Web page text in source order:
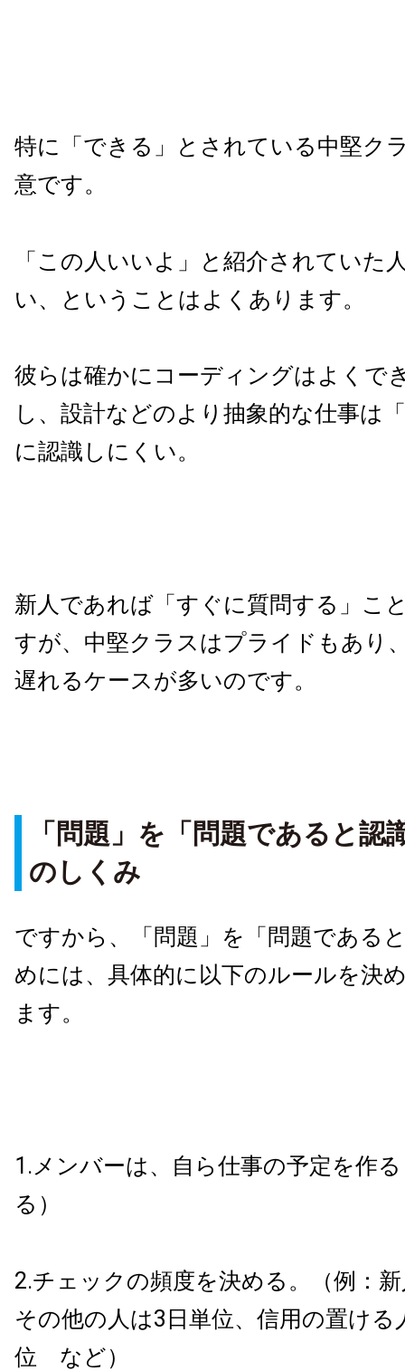
特に「できる」とされている中堅ク
意です。
「この人いいよ」と紹介されていた
い、ということはよくあります。
彼らは確かにコーディングはよくで
し、設計などのより抽象的な仕事は
に認識しにくい。
新人であれば「すぐに質問する」こ
すが、中堅クラスはプライドもあり
遅れるケースが多いのです。
「問題」を「問題であると認
のしくみ
ですから、
「問題」を「問題である
めには、 具体的に以下のルールを決
ます。
1.メンバーは、自ら仕事の予定を作
る）
2.チェックの頻度を決める。（例：
その他の人は3日単位、信用の置ける
位 など）